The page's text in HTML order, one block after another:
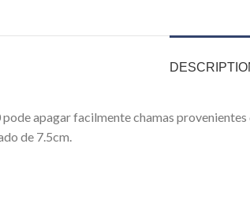
apagar facilmente chamas
de 7.5cm.